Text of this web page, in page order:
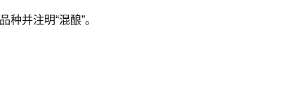
并注明“混酿”。